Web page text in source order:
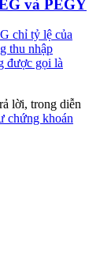
và PEGY
chỉ tỷ lệ của
thu nhập
được gọi là
lời, trong diễn
chứng khoán